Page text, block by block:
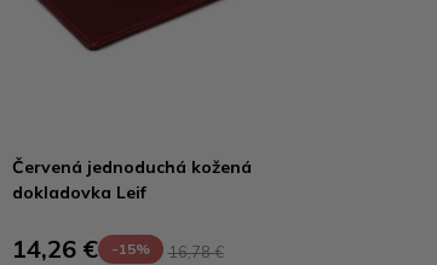
Červená jednoduchá kožená
dokladovka Leif
14,26 € -15% 16,78 €